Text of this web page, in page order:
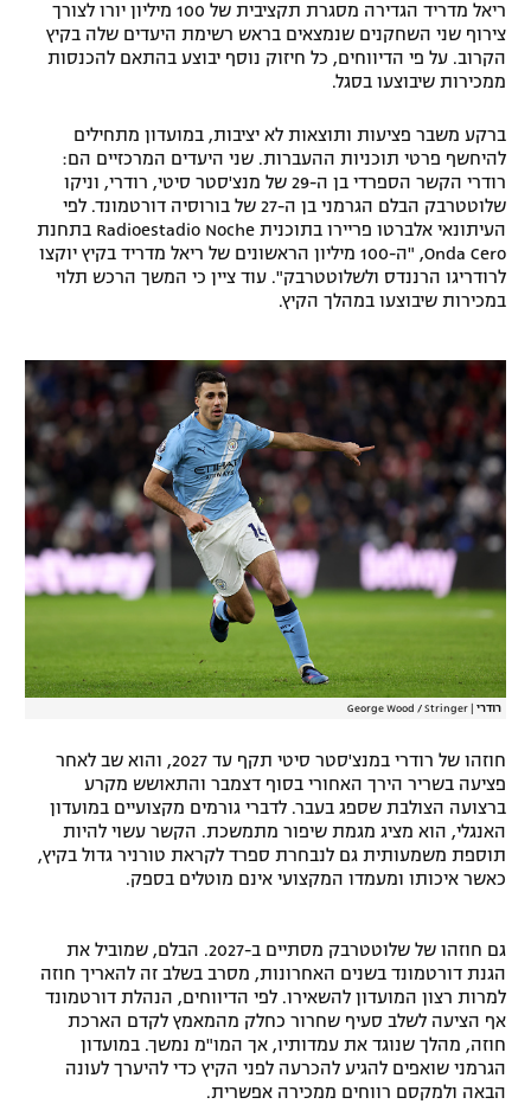
תקנון עבור פעילות אלקטרה
תקנון עבור פעילות ספורט 1 – "מרלן"
גיימינג E-Sports
תנאי שימוש
מדיניות פרטיות
תקנון פעילות ספורט 1
הצטרפות לחבילת הערוצים
לוח דרושים – ג'ובנט
תגיות
המגזין
בייסבול MLB
אומנויות לחימה
גיימינג E-Sports
ריאל מדריד הגדירה מסגרת תקציבית של 100 מיליון יורו לצורך
צירוף שני השחקנים שנמצאים בראש רשימת היעדים שלה בקיץ
הקרוב. על פי הדיווחים, כל חיזוק נוסף יבוצע בהתאם להכנסות
ממכירות שיבוצעו בסגל.
ברקע משבר פציעות ותוצאות לא יציבות, במועדון מתחילים
להיחשף פרטי תוכניות ההעברות. שני היעדים המרכזיים הם:
רודרי הקשר הספרדי בן ה-29 של מנצ'סטר סיטי, רודרי, וניקו
שלוטטרבק הבלם הגרמני בן ה-27 של בורוסיה דורטמונד. לפי
העיתונאי אלברטו פריירו בתוכנית Radioestadio Noche בתחנת
Onda Cero, "ה-100 מיליון הראשונים של ריאל מדריד בקיץ יוקצו
לרודריגו הרננדס ולשלוטטרבק". עוד ציין כי המשך הרכש תלוי
במכירות שיבוצעו במהלך הקיץ.
רודרי George Wood / Stringer
חוזהו של רודרי במנצ'סטר סיטי תקף עד 2027, והוא שב לאחר
פציעה בשריר הירך האחורי בסוף דצמבר והתאושש מקרע
ברצועה הצולבת שספג בעבר. לדברי גורמים מקצועיים במועדון
האנגלי, הוא מציג מגמת שיפור מתמשכת. הקשר עשוי להיות
תוספת משמעותית גם לנבחרת ספרד לקראת טורניר גדול בקיץ,
כאשר איכותו ומעמדו המקצועי אינם מוטלים בספק.
גם חוזהו של שלוטטרבק מסתיים ב-2027. הבלם, שמוביל את
הגנת דורטמונד בשנים האחרונות, מסרב בשלב זה להאריך חוזה
למרות רצון המועדון להשאירו. לפי הדיווחים, הנהלת דורטמונד
אף הציעה לשלב סעיף שחרור כחלק מהמאמץ לקדם הארכת
חוזה, מהלך שנוגד את עמדותיו, אך המו"מ נמשך. במועדון
הגרמני שואפים להגיע להכרעה לפני הקיץ כדי להיערך לעונה
הבאה ולמקסם רווחים ממכירה אפשרית.